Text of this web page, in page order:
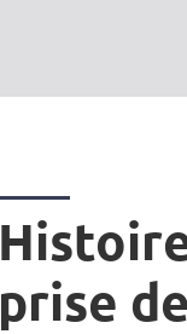
prise